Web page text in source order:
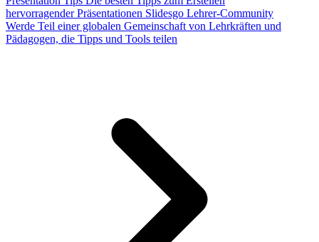
hervorragender Präsentationen Slidesgo Lehrer-Community
Werde Teil einer globalen Gemeinschaft von Lehrkräften und
Pädagogen, die Tipps und Tools teilen